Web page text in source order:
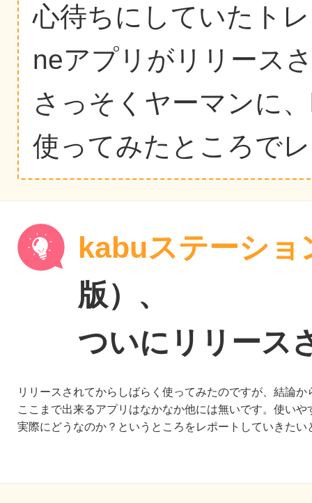
心待ちにしていたト
neアプリがリリース
さっそくヤーマンに
使ってみたところで
kabuステーショ
版）、
ついにリリース
リリースされてからしばらく使ってみたのですが、結論か
ここまで出来るアプリはなかなか他には無いです。使いや
実際にどうなのか？というところをレポートしていきたい